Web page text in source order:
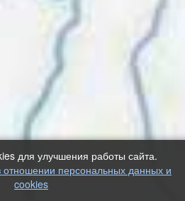
для улучшения работы сайта.
отношении персональных данных и
cookies